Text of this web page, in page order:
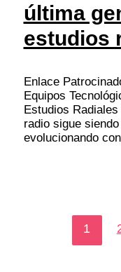
última
estudios
Enlace
Equipos
Estudios
radio sigue
evolucionando
1